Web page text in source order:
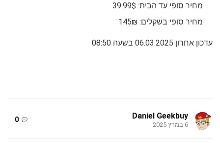
מחיר סופי עד הבית: 39.99$
מחיר סופי בשקלים: 145₪
עדכון אחרון 06.03.2025 בשעה 08:50
Daniel Geekbuy
6 במרץ 2025
0